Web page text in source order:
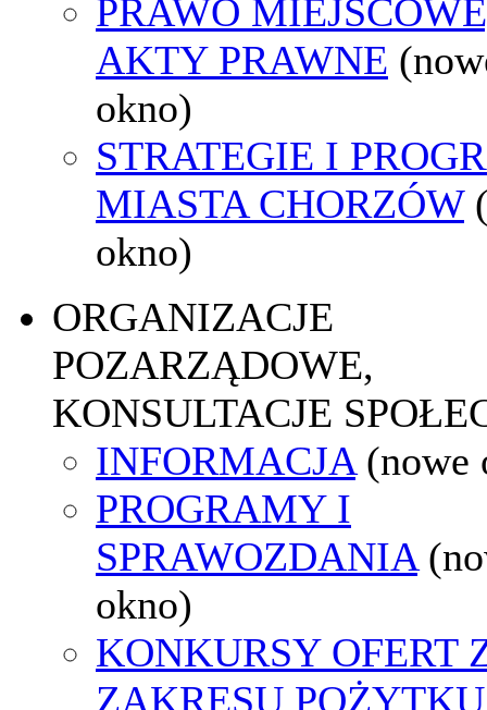
PRAWO
AKTY PRAWNE
okno)
STRATEGIE I
MIASTA CHORZÓW
okno)
ORGANIZACJE
POZARZĄDOWE,
KONSULTACJE
INFORMACJA (nowe
PROGRAMY I
SPRAWOZDANIA
okno)
KONKURSY OFERT
ZAKRESU POŻYTKU